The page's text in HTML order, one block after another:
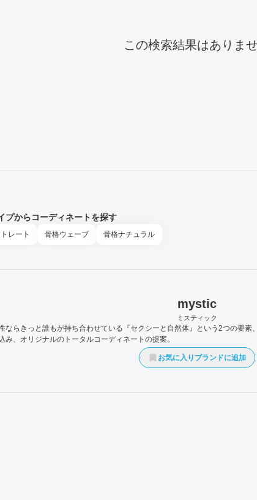
この検索結果はありま
プからコーディネートを探す
レート 骨格ウェーブ 骨格ナチュラル
mystic
ミスティック
ならきっと誰もが持ち合わせている『セクシーと自然体』という2つの要素
み、オリジナルのトータルコーディネートの提案。
お気に入りブランドに追加